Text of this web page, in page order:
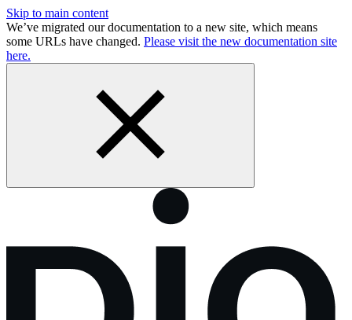
Skip to main content
We’ve migrated our documentation to a new site, which means
some URLs have changed. Please visit the new documentation site
here.